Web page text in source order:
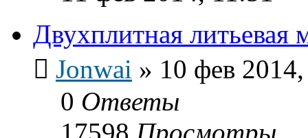
Двухплитная
Jonwai » 10 фев
0 Ответы
17598 Просмотры